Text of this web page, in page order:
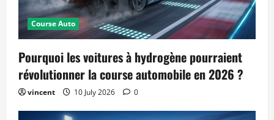
Course Auto
Pourquoi les voitures à hydrogène pourraient
révolutionner la course automobile en 2026 ?
vincent 10 July 2026 0